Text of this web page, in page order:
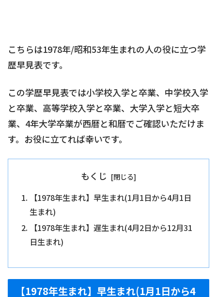
こちらは1978年/昭和53年生まれの人の役に立つ学
歴早見表です。
この学歴早見表では小学校入学と卒業、中学校入学
と卒業、高等学校入学と卒業、大学入学と短大卒
業、4年大学卒業が西暦と和暦でご確認いただけま
す。お役に立てれば幸いです。
もくじ
【1978年生まれ】早生まれ(1月1日から4月1日
生まれ)
【1978年生まれ】遅生まれ(4月2日から12月31
日生まれ)
【1978年生まれ】早生まれ(1月1日から4